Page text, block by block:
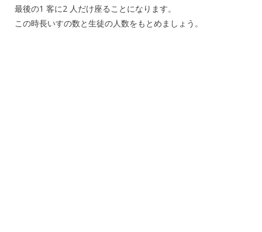
最後の1 客に2 人だけ座ることになります。
この時長いすの数と生徒の人数をもとめましょう。